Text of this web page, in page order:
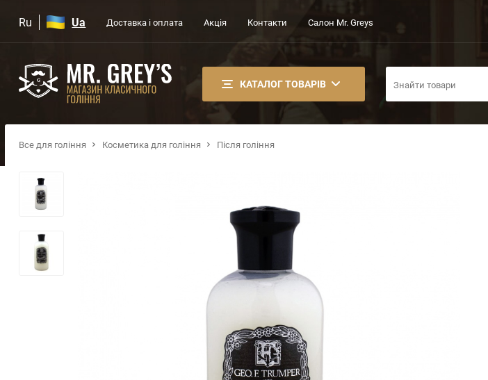
Ru Ua Доставка і оплата Акція Контакти Салон Mr. Greys
КАТАЛОГ ТОВАРІВ
Все для гоління Косметика для гоління Після гоління